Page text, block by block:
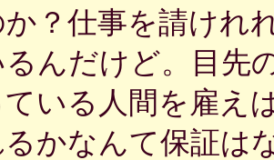
か？仕事を請けれ
んだけど。目先
いる人間を雇え
かなんて保証は